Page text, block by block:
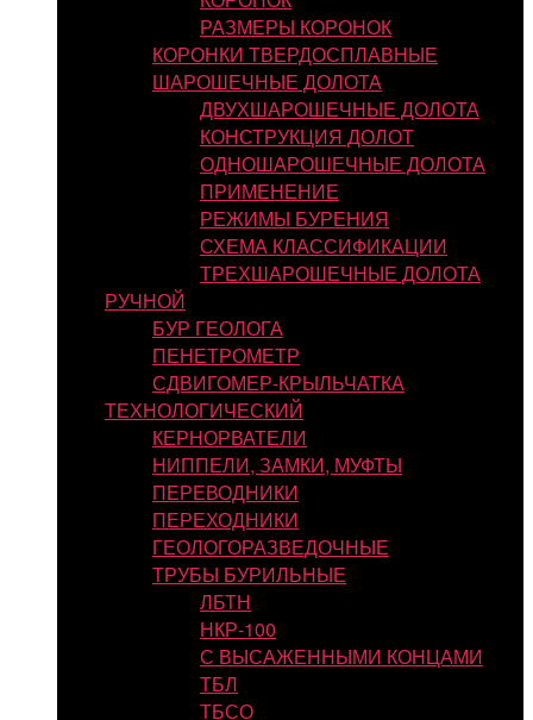
РАЗМЕРЫ КОРОНОК
КОРОНКИ ТВЕРДОСПЛАВНЫЕ
ШАРОШЕЧНЫЕ ДОЛОТА
ДВУХШАРОШЕЧНЫЕ ДОЛОТА
КОНСТРУКЦИЯ ДОЛОТ
ОДНОШАРОШЕЧНЫЕ ДОЛОТА
ПРИМЕНЕНИЕ
РЕЖИМЫ БУРЕНИЯ
СХЕМА КЛАССИФИКАЦИИ
ТРЕХШАРОШЕЧНЫЕ ДОЛОТА
РУЧНОЙ
БУР ГЕОЛОГА
ПЕНЕТРОМЕТР
СДВИГОМЕР-КРЫЛЬЧАТКА
ТЕХНОЛОГИЧЕСКИЙ
КЕРНОРВАТЕЛИ
НИППЕЛИ, ЗАМКИ, МУФТЫ
ПЕРЕВОДНИКИ
ПЕРЕХОДНИКИ
ГЕОЛОГОРАЗВЕДОЧНЫЕ
ТРУБЫ БУРИЛЬНЫЕ
ЛБТН
НКР-100
С ВЫСАЖЕННЫМИ КОНЦАМИ
ТБЛ
ТБСО